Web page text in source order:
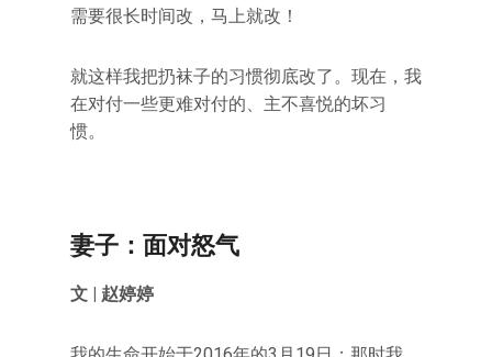
需要很长时间改，马上就改！
就这样我把扔袜子的习惯彻底改了。现在，我
在对付一些更难对付的、主不喜悦的坏习
惯。
妻子：面对怒气
文 | 赵婷婷